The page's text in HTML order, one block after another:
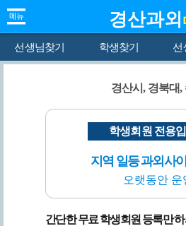
경산과외
선생님찾기 학생찾기 선
경산시, 경북대,
학생회원 전용
지역 일등 과외사
오랫동안 운
간단한 무료 학생회원 등록만 하